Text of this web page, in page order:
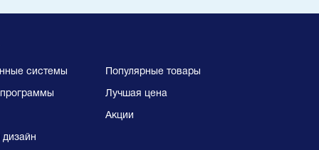
системы
дизайн
Популярные товары
Лучшая цена
Акции